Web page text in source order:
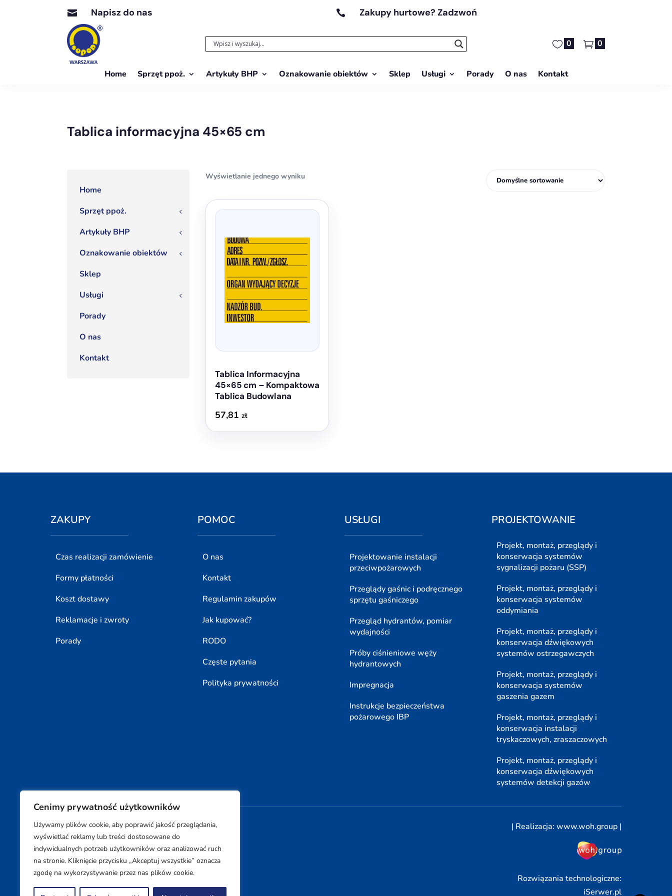
Cenimy prywatność użytkowników
Używamy plików cookie, aby poprawić jakość przeglądania,
wyświetlać reklamy lub treści dostosowane do
indywidualnych potrzeb użytkowników oraz analizować ruch
na stronie. Kliknięcie przycisku „Akceptuj wszystkie” oznacza
zgodę na wykorzystywanie przez nas plików cookie.
 Napisz do nas  Zakupy hurtowe? Zadzwoń
0 0
Home Sprzęt ppoż. Artykuły BHP Oznakowanie obiektów Sklep Usługi Porady O nas Kontakt
Tablica informacyjna 45×65 cm
Home
Sprzęt ppoż.
3
Artykuły BHP 3
Oznakowanie obiektów 3
Sklep
Usługi
3
Porady
O nas
Kontakt
Wyświetlanie jednego wyniku
Tablica Informacyjna
45×65 cm – Kompaktowa
Tablica Budowlana
57,81zł
Ten
wariantów.
można
wybrać
stronie
ZAKUPY
Czas realizacji zamówienie
Formy płatności
Koszt dostawy
Reklamacje i zwroty
Porady
POMOC
O nas
Kontakt
Regulamin zakupów
Jak kupować?
RODO
Częste pytania
Polityka prywatności
USŁUGI
Projektowanie instalacji
przeciwpożarowych
Przeglądy gaśnic i podręcznego
sprzętu gaśniczego
Przegląd hydrantów, pomiar
wydajności
Próby ciśnieniowe węży
hydrantowych
Impregnacja
Instrukcje bezpieczeństwa
pożarowego IBP
PROJEKTOWANIE
Projekt, montaż, przeglądy i
konserwacja systemów
sygnalizacji pożaru (SSP)
Projekt, montaż, przeglądy i
konserwacja systemów
oddymiania
Projekt, montaż, przeglądy i
konserwacja dźwiękowych
systemów ostrzegawczych
Projekt, montaż, przeglądy i
konserwacja systemów
gaszenia gazem
Projekt, montaż, przeglądy i
konserwacja instalacji
tryskaczowych, zraszaczowych
Projekt, montaż, przeglądy i
konserwacja dźwiękowych
systemów detekcji gazów
Copyright © 2026 SUPON BC sp, z o. o. sp. k. | Realizacja:www.woh.group |
Rozwiązania technologiczne:
iSerwer.pl